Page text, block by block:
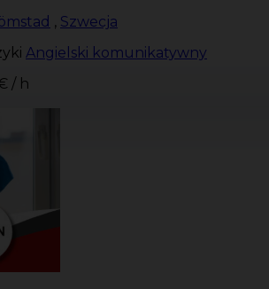
, Szwecja
Angielski komunikatywny
/ h